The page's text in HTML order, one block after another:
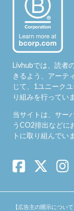
Livhubでは、読者
きるよう、アーテ
じて、1ユニーク
り組みを行ってい
当サイトは、サー
うCO2排出などに
トに取り組んでい
【広告主の開示について